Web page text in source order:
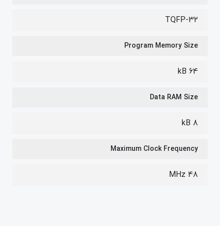
TQFP-32
Program Memory Size
64 kB
Data RAM Size
8 kB
Maximum Clock Frequency
48 MHz